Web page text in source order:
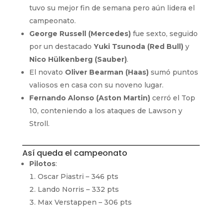
tuvo su mejor fin de semana pero aún lidera el
campeonato.
George Russell (Mercedes)fue sexto, seguido
por un destacado Yuki Tsunoda (Red Bull)y
Nico Hülkenberg (Sauber).
El novato Oliver Bearman (Haas)sumó puntos
valiosos en casa con su noveno lugar.
Fernando Alonso (Aston Martin)cerró el Top
10, conteniendo a los ataques de Lawson y
Stroll.
Así queda el campeonato
Pilotos:
Oscar Piastri – 346 pts
Lando Norris – 332 pts
Max Verstappen – 306 pts